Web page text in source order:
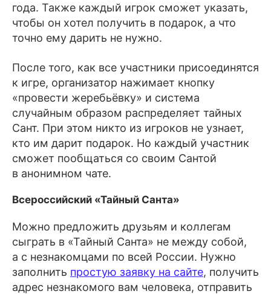
года. Также каждый игрок сможет указать,
чтобы он хотел получить в подарок, а что
точно ему дарить не нужно.
После того, как все участники присоединятся
к игре, организатор нажимает кнопку
«провести жеребьёвку» и система
случайным образом распределяет тайных
Сант. При этом никто из игроков не узнает,
кто им дарит подарок. Но каждый участник
сможет пообщаться со своим Сантой
в анонимном чате.
Всероссийский «Тайный Санта»
Можно предложить друзьям и коллегам
сыграть в «Тайный Санта» не между собой,
а с незнакомцами по всей России. Нужно
заполнить простую заявку на сайте, получить
адрес незнакомого вам человека, отправить